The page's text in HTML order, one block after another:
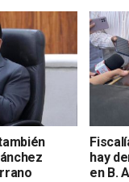
hay
en B.